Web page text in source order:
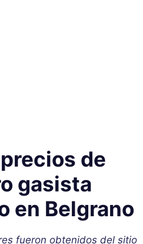
de
gasista
en Belgrano
fueron obtenidos del sitio